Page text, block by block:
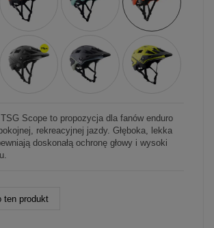
Scope to propozycja dla fanów enduro
rekreacyjnej jazdy. Głęboka, lekka
doskonałą ochronę głowy i wysoki
ten produkt